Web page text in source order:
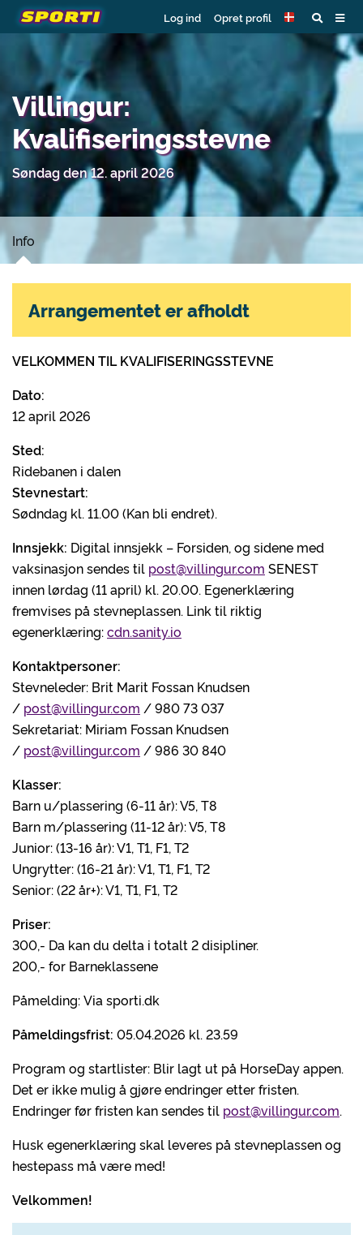
Log ind Opret profil
Villingur:
Kvalifiseringsstevne
Søndag den 12. april 2026
Info
VELKOMMEN TIL KVALIFISERINGSSTEVNE
Dato:
12 april 2026
Sted:
Ridebanen i dalen
Stevnestart:
Sødndag kl. 11.00 (Kan bli endret).
Innsjekk: Digital innsjekk – Forsiden, og sidene med
vaksinasjon sendes til post@villingur.com SENEST
innen lørdag (11 april) kl. 20.00. Egenerklæring
fremvises på stevneplassen. Link til riktig
egenerklæring:cdn.sanity.io
Kontaktpersoner:
Stevneleder: Brit Marit Fossan Knudsen
/ post@villingur.com / 980 73 037
Sekretariat: Miriam Fossan Knudsen
/ post@villingur.com / 986 30 840
Klasser:
Barn u/plassering (6-11 år): V5, T8
Barn m/plassering (11-12 år): V5, T8
Junior: (13-16 år): V1, T1, F1, T2
Ungrytter: (16-21 år): V1, T1, F1, T2
Senior: (22 år+): V1, T1, F1, T2
Priser:
300,- Da kan du delta i totalt 2 disipliner.
200,- for Barneklassene
Påmelding: Via sporti.dk
Påmeldingsfrist: 05.04.2026 kl. 23.59
Program og startlister: Blir lagt ut på HorseDay appen.
Det er ikke mulig å gjøre endringer etter fristen.
Endringer før fristen kan sendes til post@villingur.com.
Husk egenerklæring skal leveres på stevneplassen og
hestepass må være med!
Velkommen!
Arrangementet er afholdt